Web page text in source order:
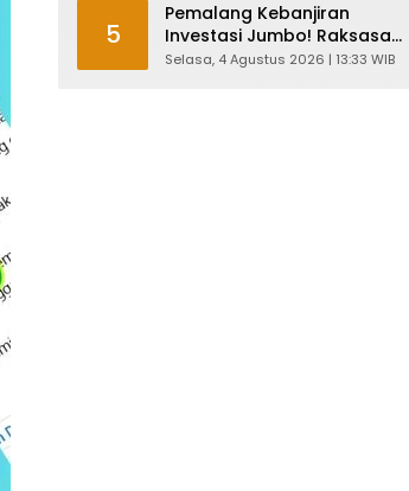
Pesan Ketua Asmam 86
5
Pemalang Kebanjiran
Investasi Jumbo! Raksasa
Garmen Jepang Siap Bangun
Selasa, 4 Agustus 2026 | 13:33 WIB